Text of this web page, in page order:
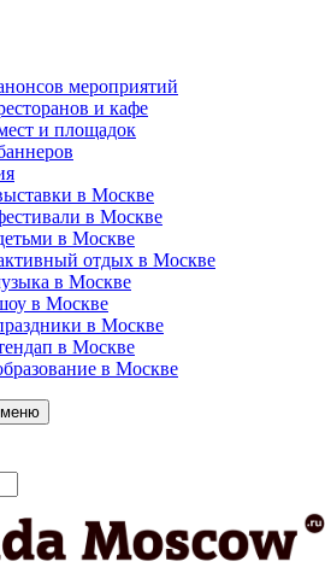
мероприятий
и кафе
и площадок
в Москве
в Москве
в Москве
отдых в Москве
в Москве
в Москве
в Москве
в Москве
в Москве